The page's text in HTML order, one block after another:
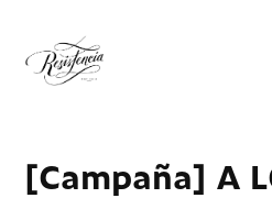
[Campaña] A